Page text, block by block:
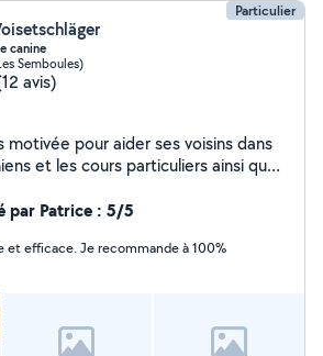
Particulier
canine
Semboules)
avis)
pour aider ses voisins dans
et les cours particuliers ainsi que
par Patrice : 5/5
et efficace. Je recommande à 100%